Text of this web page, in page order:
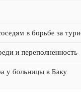
в борьбе за
и переполненность
у больницы в Баку